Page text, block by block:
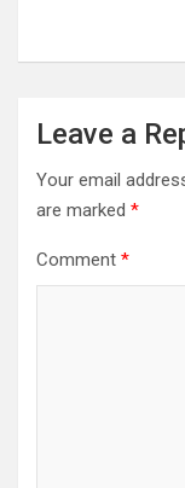
Leave a
Your email
are marked *
Comment *